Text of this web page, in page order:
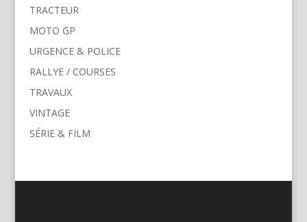
TRACTEUR
MOTO GP
URGENCE & POLICE
RALLYE / COURSES
TRAVAUX
VINTAGE
SÉRIE & FILM